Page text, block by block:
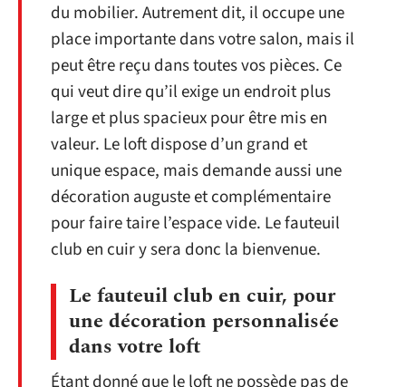
du mobilier. Autrement dit, il occupe une
place importante dans votre salon, mais il
peut être reçu dans toutes vos pièces. Ce
qui veut dire qu’il exige un endroit plus
large et plus spacieux pour être mis en
valeur. Le loft dispose d’un grand et
unique espace, mais demande aussi une
décoration auguste et complémentaire
pour faire taire l’espace vide. Le fauteuil
club en cuir y sera donc la bienvenue.
Le fauteuil club en cuir, pour
une décoration personnalisée
dans votre loft
Étant donné que le loft ne possède pas de